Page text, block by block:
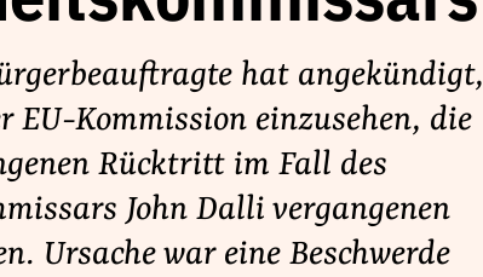
hat angekündigt,
EU-Kommission einzusehen, die
Rücktritt im Fall des
John Dalli vergangenen
Ursache war eine Beschwerde